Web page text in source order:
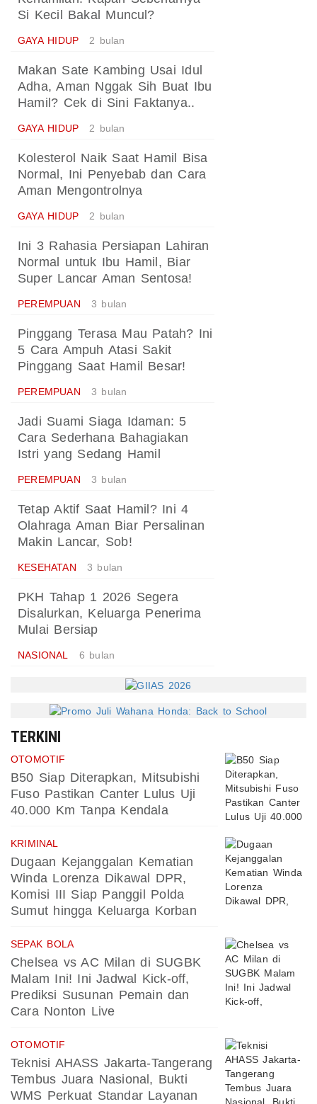
Si Kecil Bakal Muncul?
GAYA HIDUP 2 bulan
Makan Sate Kambing Usai Idul
Adha, Aman Nggak Sih Buat Ibu
Hamil? Cek di Sini Faktanya..
GAYA HIDUP 2 bulan
Kolesterol Naik Saat Hamil Bisa
Normal, Ini Penyebab dan Cara
Aman Mengontrolnya
GAYA HIDUP 2 bulan
Ini 3 Rahasia Persiapan Lahiran
Normal untuk Ibu Hamil, Biar
Super Lancar Aman Sentosa!
PEREMPUAN 3 bulan
Pinggang Terasa Mau Patah? Ini
5 Cara Ampuh Atasi Sakit
Pinggang Saat Hamil Besar!
PEREMPUAN 3 bulan
Jadi Suami Siaga Idaman: 5
Cara Sederhana Bahagiakan
Istri yang Sedang Hamil
PEREMPUAN 3 bulan
Tetap Aktif Saat Hamil? Ini 4
Olahraga Aman Biar Persalinan
Makin Lancar, Sob!
KESEHATAN 3 bulan
PKH Tahap 1 2026 Segera
Disalurkan, Keluarga Penerima
Mulai Bersiap
NASIONAL 6 bulan
TERKINI
OTOMOTIF
B50 Siap Diterapkan, Mitsubishi
Fuso Pastikan Canter Lulus Uji
40.000 Km Tanpa Kendala
KRIMINAL
Dugaan Kejanggalan Kematian
Winda Lorenza Dikawal DPR,
Komisi III Siap Panggil Polda
Sumut hingga Keluarga Korban
SEPAK BOLA
Chelsea vs AC Milan di SUGBK
Malam Ini! Ini Jadwal Kick-off,
Prediksi Susunan Pemain dan
Cara Nonton Live
OTOMOTIF
Teknisi AHASS Jakarta-Tangerang
Tembus Juara Nasional, Bukti
WMS Perkuat Standar Layanan